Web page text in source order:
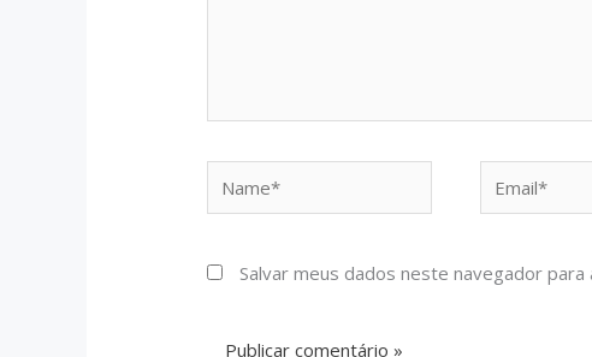
Salvar meus dados neste navegador